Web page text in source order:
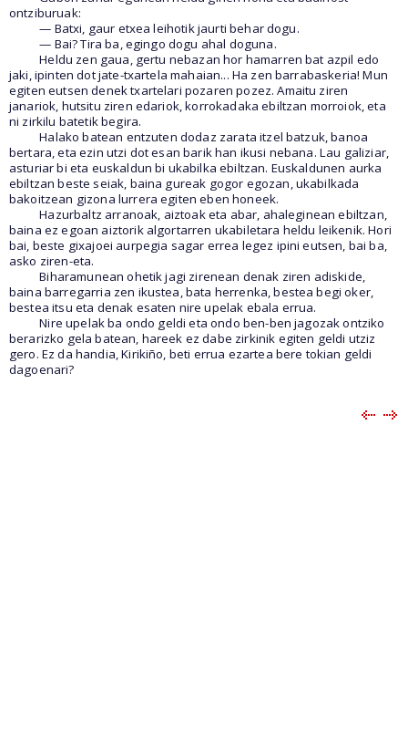
ontziburuak:
— Batxi, gaur etxea leihotik jaurti behar dogu.
— Bai? Tira ba, egingo dogu ahal doguna.
Heldu zen gaua, gertu nebazan hor hamarren bat azpil edo
jaki, ipinten dot jate-txartela mahaian... Ha zen barrabaskeria! Mun
egiten eutsen denek txartelari pozaren pozez. Amaitu ziren
janariok, hutsitu ziren edariok, korrokadaka ebiltzan morroiok, eta
ni zirkilu batetik begira.
Halako batean entzuten dodaz zarata itzel batzuk, banoa
bertara, eta ezin utzi dot esan barik han ikusi nebana. Lau galiziar,
asturiar bi eta euskaldun bi ukabilka ebiltzan. Euskaldunen aurka
ebiltzan beste seiak, baina gureak gogor egozan, ukabilkada
bakoitzean gizona lurrera egiten eben honeek.
Hazurbaltz arranoak, aiztoak eta abar, ahaleginean ebiltzan,
baina ez egoan aiztorik algortarren ukabiletara heldu leikenik. Hori
bai, beste gixajoei aurpegia sagar errea legez ipini eutsen, bai ba,
asko ziren-eta.
Biharamunean ohetik jagi zirenean denak ziren adiskide,
baina barregarria zen ikustea, bata herrenka, bestea begi oker,
bestea itsu eta denak esaten nire upelak ebala errua.
Nire upelak ba ondo geldi eta ondo ben-ben jagozak ontziko
berarizko gela batean, hareek ez dabe zirkinik egiten geldi utziz
gero. Ez da handia, Kirikiño, beti errua ezartea bere tokian geldi
dagoenari?